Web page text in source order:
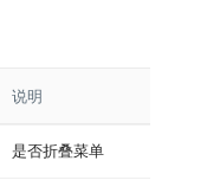
说明
是否折叠菜单